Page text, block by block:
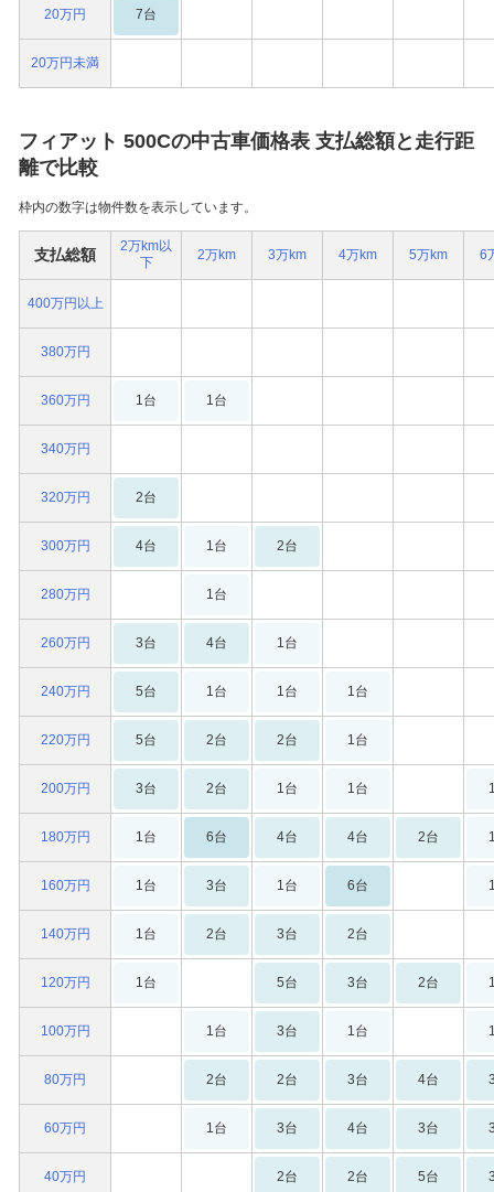
20万円
20万円未満
7台
フィアット 500Cの中古車価格表 支払総額と走行距
離で比較
枠内の数字は物件数を表示しています。
支払総額
400万円以上
380万円
360万円
340万円
320万円
300万円
280万円
260万円
240万円
220万円
200万円
180万円
160万円
140万円
120万円
100万円
80万円
60万円
40万円
2万km以
下
2万km 3万km 4万km 5万km 6
1台 1台
2台
4台 1台 2台
1台
3台 4台 1台
5台 1台 1台 1台
5台 2台 2台 1台
3台 2台 1台 1台
1台 6台 4台 4台 2台
1台 3台 1台 6台
1台 2台 3台 2台
1台 5台 3台 2台
1台 3台 1台
2台 2台 3台 4台
1台 3台 4台 3台
2台 2台 5台